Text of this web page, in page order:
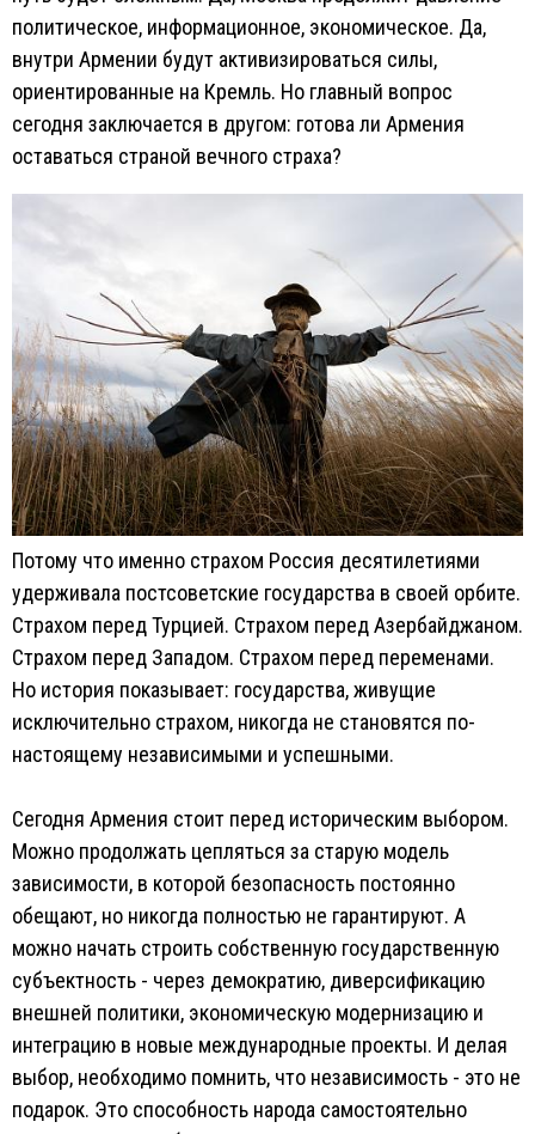
политическое, информационное, экономическое. Да,
внутри Армении будут активизироваться силы,
ориентированные на Кремль. Но главный вопрос
сегодня заключается в другом: готова ли Армения
оставаться страной вечного страха?
Потому что именно страхом Россия десятилетиями
удерживала постсоветские государства в своей орбите.
Страхом перед Турцией. Страхом перед Азербайджаном.
Страхом перед Западом. Страхом перед переменами.
Но история показывает: государства, живущие
исключительно страхом, никогда не становятся по-
настоящему независимыми и успешными.
Сегодня Армения стоит перед историческим выбором.
Можно продолжать цепляться за старую модель
зависимости, в которой безопасность постоянно
обещают, но никогда полностью не гарантируют. А
можно начать строить собственную государственную
субъектность - через демократию, диверсификацию
внешней политики, экономическую модернизацию и
интеграцию в новые международные проекты. И делая
выбор, необходимо помнить, что независимость - это не
подарок. Это способность народа самостоятельно